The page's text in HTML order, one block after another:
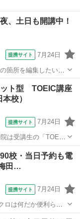
、土日も開講中！
提携サイト 7月24日
箇所を編集したい
を学ぶ講座です。長
も重要です。 ■学
ット型 TOEIC講座
校）
提携サイト 7月24日
は受講生の「TOEIC
、TOEIC指導のプロ
的に指導・支援を行
校・当日予約も電
田…
提携サイト 7月24日
ロは何だか便利らし
！基礎から学ぶから